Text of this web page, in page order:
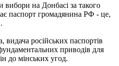
на Донбасі за такого
паспорт громадянина РФ - це,
російських паспортів
приводів для
до мінських угод.